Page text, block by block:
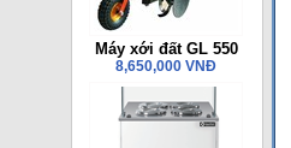
Máy xới đất GL 550
8,650,000 VNĐ